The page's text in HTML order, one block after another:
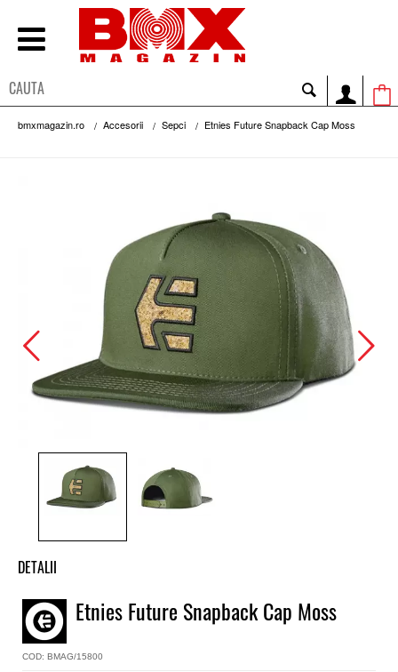
bmxmagazin.ro Accesorii Sepci Etnies Future Snapback Cap Moss
DETALII
Sapca baieti 5 panel Etnies
Model
Future Snapback Cap
Culoare
Etnies Future Snapback Cap Moss
COD: BMAG/15800